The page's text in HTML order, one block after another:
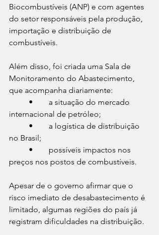
Biocombustíveis (ANP) e com agentes
do setor responsáveis pela produção,
importação e distribuição de
combustíveis.
Além disso, foi criada uma Sala de
Monitoramento do Abastecimento,
que acompanha diariamente:
internacional de petróleo;
no Brasil;
preços nos postos de combustíveis.
Apesar de o governo afirmar que o
risco imediato de desabastecimento é
limitado, algumas regiões do país já
registram dificuldades na distribuição.